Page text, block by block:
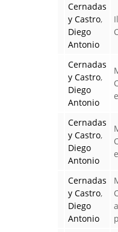
Cernadas
y Castro,
Diego
Antonio
Cernadas
y Castro,
Diego
Antonio
Cernadas
y Castro,
Diego
Antonio
Cernadas
y Castro,
Diego
Antonio